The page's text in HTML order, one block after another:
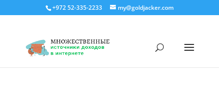
+972 52-335-2233 my@goldjacker.com